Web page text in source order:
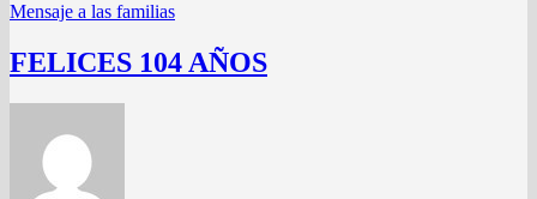
Mensaje a las familias
FELICES 104 AÑOS